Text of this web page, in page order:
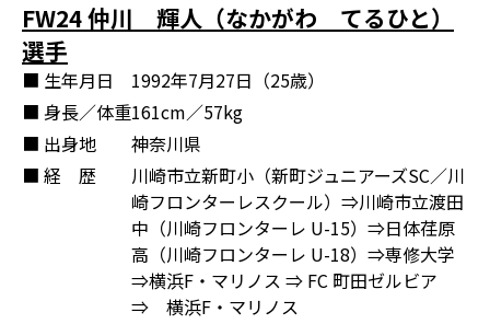
FW24 仲川 輝人（なかがわ てるひと）
選手
■ 生年月日
1992年7月27日（25歳）
■ 身長／体重161cm／57kg
■ 出身地
神奈川県
■ 経 歴
川崎市立新町小（新町ジュニアーズSC／川
崎フロンターレスクール）⇒川崎市立渡田
中（川崎フロンターレ U-15）⇒日体荏原
高（川崎フロンターレ U-18）⇒専修大学
⇒横浜F・マリノス ⇒ FC 町田ゼルビア
⇒ 横浜F・マリノス